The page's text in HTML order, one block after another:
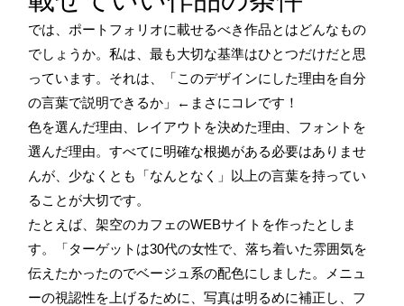
では、ポートフォリオに載せるべき作品とはどんなもの
でしょうか。私は、最も大切な基準はひとつだけだと思
っています。それは、「このデザインにした理由を自分
の言葉で説明できるか」←まさにコレです！
色を選んだ理由、レイアウトを決めた理由、フォントを
選んだ理由。すべてに明確な根拠がある必要はありませ
んが、少なくとも「なんとなく」以上の言葉を持ってい
ることが大切です。
たとえば、架空のカフェのWEBサイトを作ったとしま
す。「ターゲットは30代の女性で、落ち着いた雰囲気を
伝えたかったのでベージュ系の配色にしました。メニュ
ーの視認性を上げるために、写真は明るめに補正し、フ